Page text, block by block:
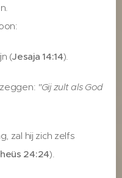
(Jesaja 14:14).
"Gij zult als God
zal hij zich zelfs
24:24).